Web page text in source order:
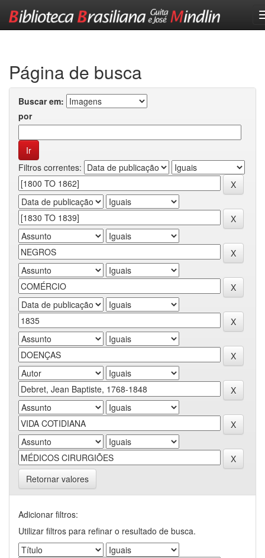
Página de busca
Buscar em:
por
Filtros correntes:
Retornar valores
Adicionar filtros:
Utilizar filtros para refinar o resultado de busca.